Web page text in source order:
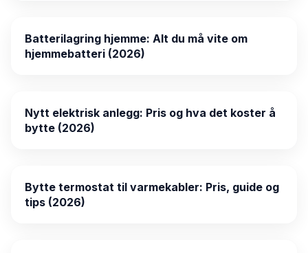
Batterilagring hjemme: Alt du må vite om
hjemmebatteri (2026)
Nytt elektrisk anlegg: Pris og hva det koster å
bytte (2026)
Bytte termostat til varmekabler: Pris, guide og
tips (2026)